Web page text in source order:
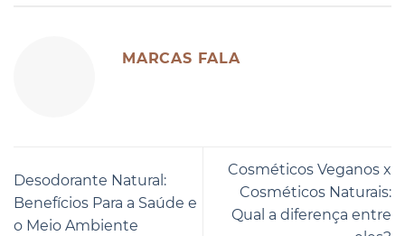
MARCAS FALA
Desodorante Natural:
Benefícios Para a Saúde e
o Meio Ambiente
Cosméticos Veganos x
Cosméticos Naturais:
Qual a diferença entre